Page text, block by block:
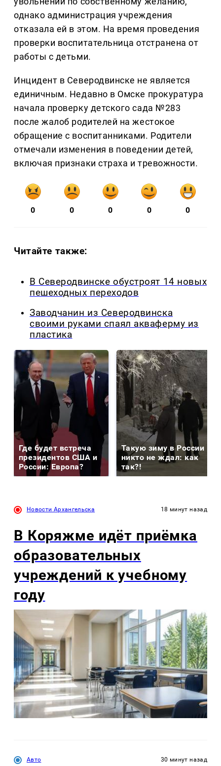
однако администрация учреждения
отказала ей в этом. На время проведения
проверки воспитательница отстранена от
работы с детьми.
Инцидент в Северодвинске не является
единичным. Недавно в Омске прокуратура
начала проверку детского сада №283
после жалоб родителей на жестокое
обращение с воспитанниками. Родители
отмечали изменения в поведении детей,
включая признаки страха и тревожности.
0 0 0 0 0
Читайте также:
В Северодвинске обустроят 14 новых
пешеходных переходов
Заводчанин из Северодвинска
своими руками спаял акваферму из
пластика
Где будет встреча
президентов США и
России: Европа?
Такую зиму в России
никто не ждал: как
так?!
Новости Архангельска 18 минут назад
В Коряжме идёт приёмка
образовательных
учреждений к учебному
году
Авто 30 минут назад